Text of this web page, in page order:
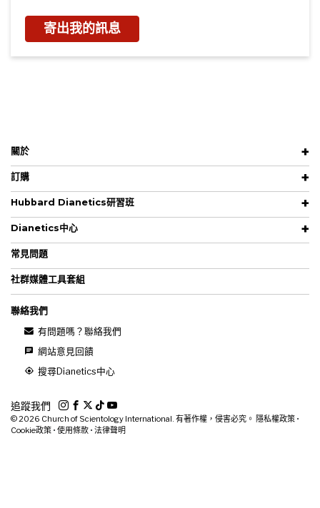
寄出我的訊息
關於
訂購
Hubbard Dianetics研習班
Dianetics中心
常見問題
社群媒體工具套組
聯絡我們
有問題嗎？聯絡我們
網站意見回饋
搜尋Dianetics中心
追蹤我們
© 2026 Church of Scientology International. 有著作權，侵害必究。 隱私權政策 •
Cookie政策 • 使用條款 • 法律聲明